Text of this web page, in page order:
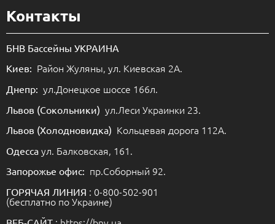
Контакты
БНВ Бассейны УКРАИНА
Киев: Район Жуляны, ул. Киевская 2А.
Днепр: ул.Донецкое шоссе 166л.
Львов (Сокольники) ул.Леси Украинки 23.
Львов (Холодновидка) Кольцевая дорога 112А.
Одесса ул. Балковская, 161.
Запорожье офис: пр.Соборный 92.
ГОРЯЧАЯ ЛИНИЯ : 0-800-502-901
(бесплатно по Украине)